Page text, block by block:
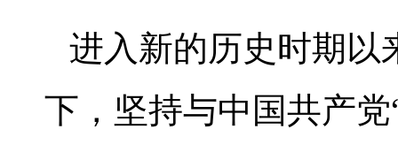
进入新的历史时期以
下，坚持与中国共产